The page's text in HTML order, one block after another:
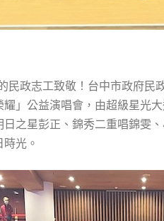
民政志工致敬！台中市政府
」公益演唱會，由超級星光
之星彭正、錦秀二重唱錦雯
光。